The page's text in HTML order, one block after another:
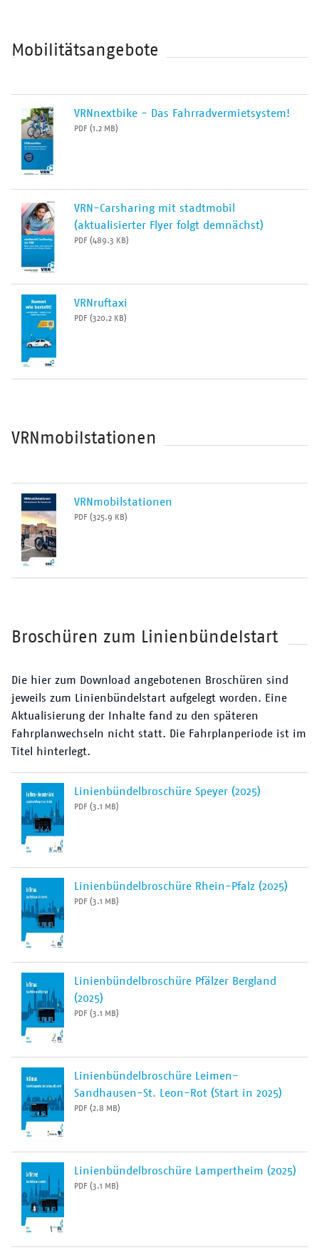
Mobilitätsangebote
VRNnextbike - Das Fahrradvermietsystem!
PDF (1.2 MB)
VRN-Carsharing mit stadtmobil
(aktualisierter Flyer folgt demnächst)
PDF (489.3 KB)
VRNruftaxi
PDF (320.2 KB)
VRNmobilstationen
VRNmobilstationen
PDF (325.9 KB)
Broschüren zum Linienbündelstart
Die hier zum Download angebotenen Broschüren sind
jeweils zum Linienbündelstart aufgelegt worden. Eine
Aktualisierung der Inhalte fand zu den späteren
Fahrplanwechseln nicht statt. Die Fahrplanperiode ist im
Titel hinterlegt.
Linienbündelbroschüre Speyer (2025)
PDF (3.1 MB)
Linienbündelbroschüre Rhein-Pfalz (2025)
PDF (3.1 MB)
Linienbündelbroschüre Pfälzer Bergland
(2025)
PDF (3.1 MB)
Linienbündelbroschüre Leimen-
Sandhausen-St. Leon-Rot (Start in 2025)
PDF (2.8 MB)
Linienbündelbroschüre Lampertheim (2025)
PDF (3.1 MB)